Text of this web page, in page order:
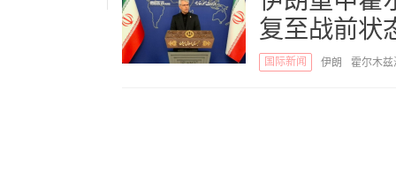
复至战前状
国际新闻 伊朗 霍尔木兹